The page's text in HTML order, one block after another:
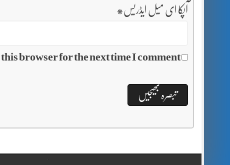
آپکا ای میل ایڈریس *
browser for the next time I comment.